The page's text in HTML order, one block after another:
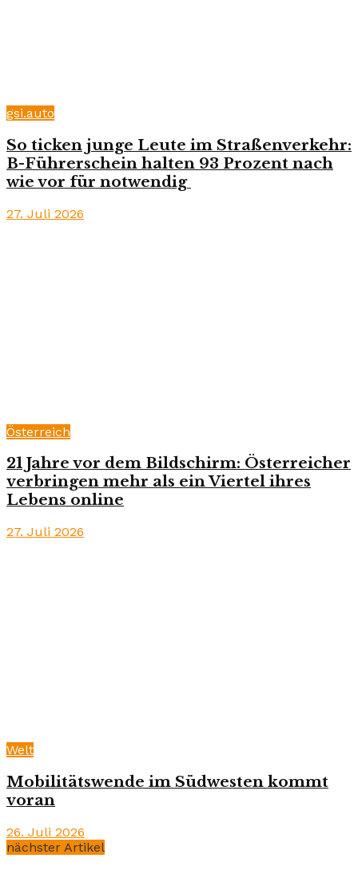
gsi.auto
So ticken junge Leute im Straßenverkehr:
B-Führerschein halten 93 Prozent nach
wie vor für notwendig
27. Juli 2026
Österreich
21 Jahre vor dem Bildschirm: Österreicher
verbringen mehr als ein Viertel ihres
Lebens online
27. Juli 2026
Welt
Mobilitätswende im Südwesten kommt
voran
26. Juli 2026
nächster Artikel